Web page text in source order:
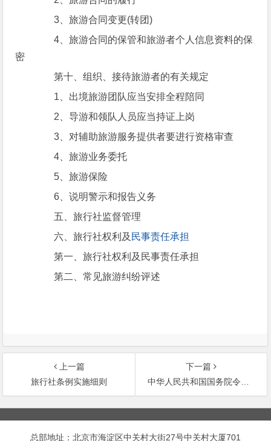
3、旅游合同变更(转团)
4、旅游合同的保管和旅游者个人信息资料的保
密
第十、组织、接待旅游者的有关规定
1、出境旅游团队应当安排全程陪同
2、导游和领队人员应当持证上岗
3、对辅助旅游服务提供者要进行资格审查
4、旅游业务委托
5、旅游保险
6、说明警示和报告义务
五、旅行社监督管理
六、旅行社权利及 民事责任承担
第一、旅行社权利及民事责任承担
第二、常见旅游纠纷评述
上一篇
旅行社条例实施细则
下一篇
中华人民共和国国务院令第550号旅 行 社
文
章
总部地址：北京市海淀区中关村大街27号中关村大厦701